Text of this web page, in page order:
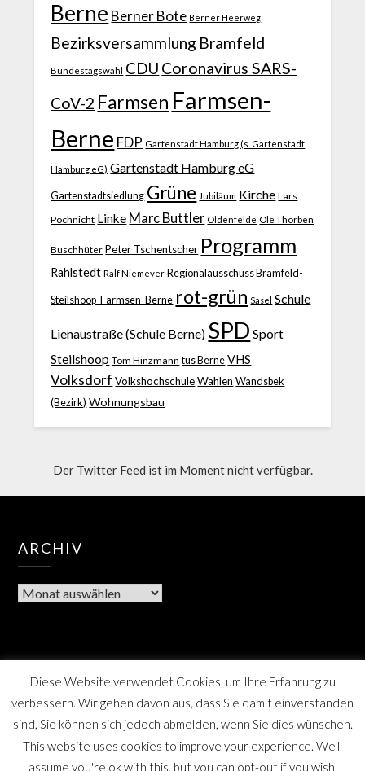
Berne Berner Bote Berner Heerweg
Bezirksversammlung Bramfeld
Bundestagswahl CDU Coronavirus SARS-
CoV-2 Farmsen Farmsen-
Berne FDP Gartenstadt Hamburg (s. Gartenstadt
Hamburg eG) Gartenstadt Hamburg eG
Gartenstadtsiedlung Grüne Jubiläum Kirche Lars
Pochnicht Linke Marc Buttler Oldenfelde Ole Thorben
Buschhüter Peter Tschentscher Programm
Rahlstedt Ralf Niemeyer Regionalausschuss Bramfeld-
Steilshoop-Farmsen-Berne rot-grün Sasel Schule
Lienaustraße (Schule Berne) SPD Sport
Steilshoop Tom Hinzmann tus Berne VHS
Volksdorf Volkshochschule Wahlen Wandsbek
(Bezirk) Wohnungsbau
Der Twitter Feed ist im Moment nicht verfügbar.
ARCHIV
Diese Website verwendet Cookies, um Ihre Erfahrung zu
verbessern. Wir gehen davon aus, dass Sie damit einverstanden
sind, Sie können sich jedoch abmelden, wenn Sie dies wünschen.
This website uses cookies to improve your experience. We'll
assume you're ok with this, but you can opt-out if you wish.